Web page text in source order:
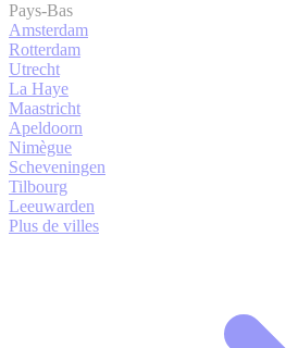
Pays-Bas
Amsterdam
Rotterdam
Utrecht
La Haye
Maastricht
Apeldoorn
Nimègue
Scheveningen
Tilbourg
Leeuwarden
Plus de villes